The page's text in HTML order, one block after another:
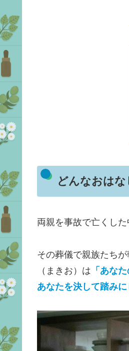
どんなおはな
両親を事故で亡くし
その葬儀で親族たち
（まきお）は 「あな
あなたを決して踏みに